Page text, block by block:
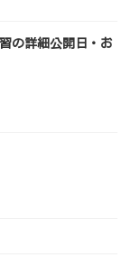
の詳細公開日・お